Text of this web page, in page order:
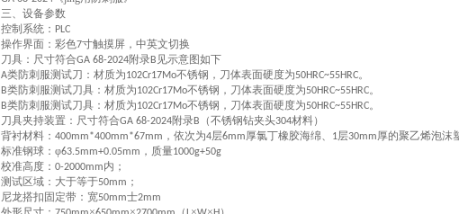
三、设备参数
控制系统： PLC
操作界面：彩色7寸触摸屏，中英文切换
刀具：尺寸符合GA 68-2024附录B 见示意图如下
A类防刺服测试刀：材质为102Cr17Mo不锈钢 ， 刀体表面硬度为50HRC~55HRC。
B类防刺服测试刀具：材质为102Cr17Mo不锈钢 ， 刀体表面硬度为50HRC~55HRC。
B类防刺服测试刀具：材质为102Cr17Mo不锈钢 ， 刀体表面硬度为50HRC~55HRC。
刀具夹持装置：尺寸符合GA 68-2024附录B （不锈钢钻夹头304材料）
背衬材料： 400mm*400mm*67mm ，依次为4层6mm厚氯丁橡胶海绵、 1层30mm厚的聚乙烯泡沫
标准钢球：φ63.5mm+0.05mm ，质量1000g+50g
校准高度： 0-2000mm内；
测试区域：大于等于50mm ；
尼龙搭扣固定带：宽50mm士2mm